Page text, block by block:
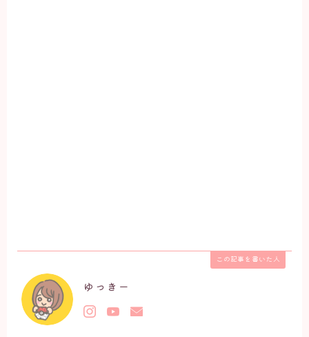
この記事を書いた人
ゆっきー